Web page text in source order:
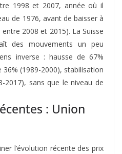
1998 et 2007, année où il
de 1976, avant de baisser à
2008 et 2015). La Suisse
des mouvements un peu
inverse : hausse de 67%
36% (1989-2000), stabilisation
2017), sans que le niveau de
: Union
l’évolution récente des prix